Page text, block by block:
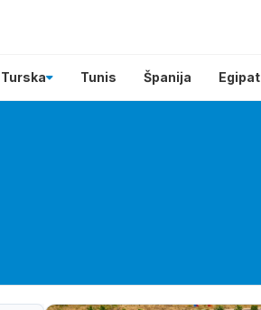
Turska Tunis Španija Egipat